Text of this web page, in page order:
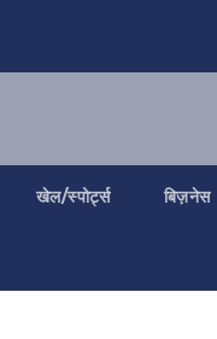
खेल/स्पोर्ट्स बिज़नेस